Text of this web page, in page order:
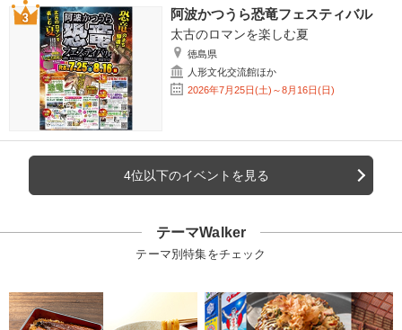
阿波かつうら恐竜フェスティバル
太古のロマンを楽しむ夏
徳島県
人形文化交流館ほか
2026年7月25日(土)～8月16日(日)
4位以下のイベントを見る
テーマWalker
テーマ別特集をチェック